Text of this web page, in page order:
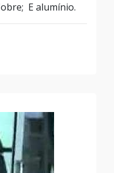
E alumínio.